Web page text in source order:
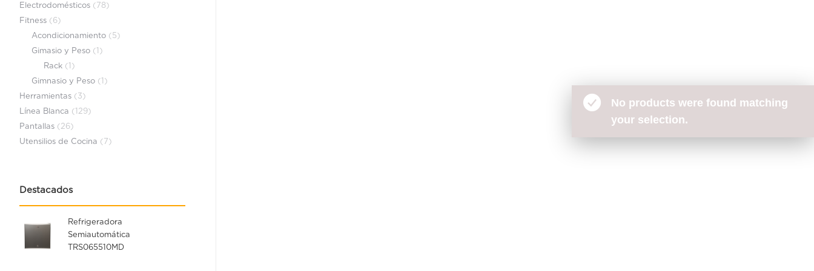
No products were found matching
your selection.
Electrodomésticos (78)
Fitness (6)
Acondicionamiento (5)
Gimasio y Peso (1)
Rack (1)
Gimnasio y Peso (1)
Herramientas (3)
Línea Blanca (129)
Pantallas (26)
Utensilios de Cocina (7)
Destacados
Refrigeradora
Semiautomática
TRS065510MD